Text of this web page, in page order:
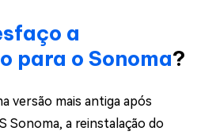
a
para o Sonoma?
versão mais antiga após
Sonoma, a reinstalação do